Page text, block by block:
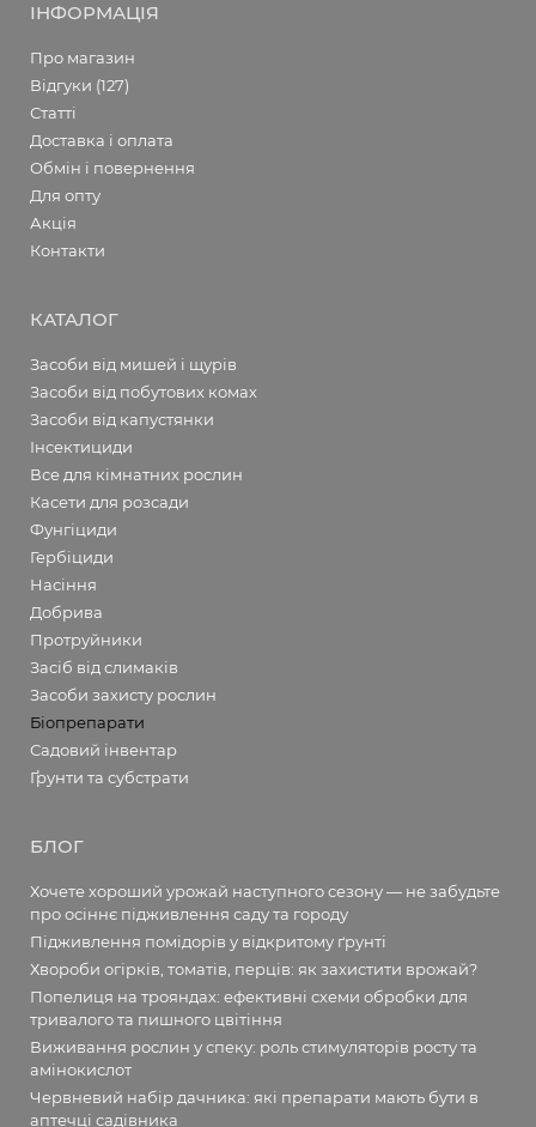
ІНФОРМАЦІЯ
Про магазин
Відгуки (127)
Статті
Доставка і оплата
Обмін і повернення
Для опту
Акція
Контакти
КАТАЛОГ
Засоби від мишей і щурів
Засоби від побутових комах
Засоби від капустянки
Інсектициди
Все для кімнатних рослин
Касети для розсади
Фунгіциди
Гербіциди
Насіння
Добрива
Протруйники
Засіб від слимаків
Засоби захисту рослин
Біопрепарати
Садовий інвентар
Ґрунти та субстрати
БЛОГ
Хочете хороший урожай наступного сезону — не забудьте
про осіннє підживлення саду та городу
Підживлення помідорів у відкритому ґрунті
Хвороби огірків, томатів, перців: як захистити врожай?
Попелиця на трояндах: ефективні схеми обробки для
тривалого та пишного цвітіння
Виживання рослин у спеку: роль стимуляторів росту та
амінокислот
Червневий набір дачника: які препарати мають бути в
аптечці садівника